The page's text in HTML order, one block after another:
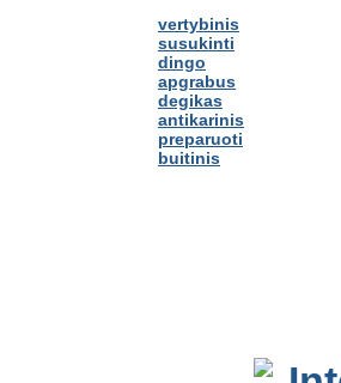
vertybinis
susukinti
dingo
apgrabus
degikas
antikarinis
preparuoti
buitinis